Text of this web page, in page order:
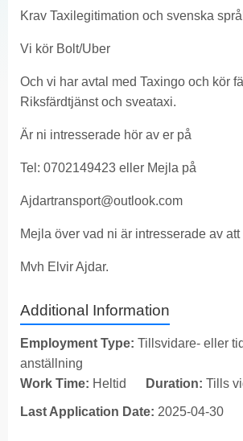
Krav Taxilegitimation och svenska
Vi kör Bolt/Uber
Och vi har avtal med Taxingo och kör
Riksfärdtjänst och sveataxi.
Är ni intresserade hör av er på
Tel: 0702149423 eller Mejla på
Ajdartransport@outlook.com
Mejla över vad ni är intresserade av att
Mvh Elvir Ajdar.
Additional Information
Employment Type: Tillsvidare- eller
anställning
Work Time: Heltid Duration: Tills
Last Application Date: 2025-04-30